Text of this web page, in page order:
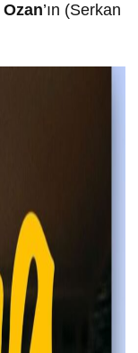
Ozan’ın (Serkan